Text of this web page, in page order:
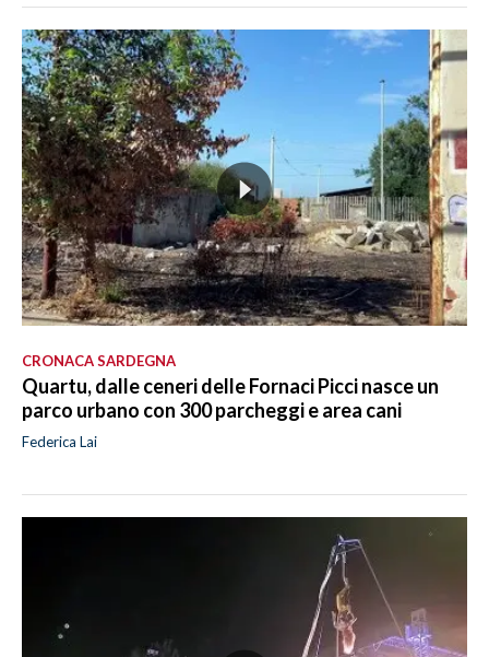
CRONACA SARDEGNA
Quartu, dalle ceneri delle Fornaci Picci nasce un
parco urbano con 300 parcheggi e area cani
Federica Lai